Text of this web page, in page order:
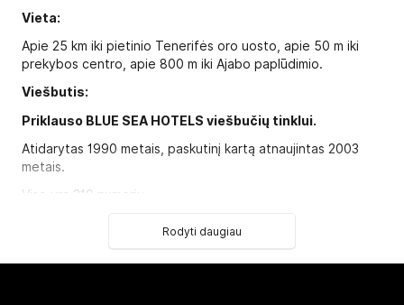
Vieta:
Apie 25 km iki pietinio Tenerifės oro uosto, apie 50 m iki
prekybos centro, apie 800 m iki Ajabo paplūdimio.
Viešbutis:
Priklauso BLUE SEA HOTELS viešbučių tinklui.
Atidarytas 1990 metais, paskutinį kartą atnaujintas 2003
metais.
Viso yra 219 numerių.
virtuvė, maks. 3+1 asm., 45 m2).
Rodyti daugiau